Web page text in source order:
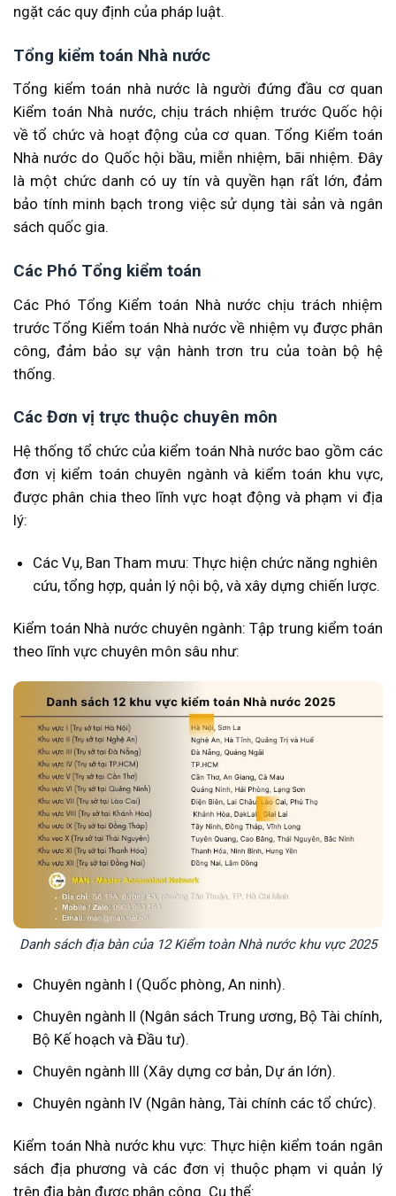
ngặt các quy định của pháp luật.
Tổng kiểm toán Nhà nước
Tổng kiểm toán nhà nước là người đứng đầu cơ quan
Kiểm toán Nhà nước, chịu trách nhiệm trước Quốc hội
về tổ chức và hoạt động của cơ quan. Tổng Kiểm toán
Nhà nước do Quốc hội bầu, miễn nhiệm, bãi nhiệm. Đây
là một chức danh có uy tín và quyền hạn rất lớn, đảm
bảo tính minh bạch trong việc sử dụng tài sản và ngân
sách quốc gia.
Các Phó Tổng kiểm toán
Các Phó Tổng Kiểm toán Nhà nước chịu trách nhiệm
trước Tổng Kiểm toán Nhà nước về nhiệm vụ được phân
công, đảm bảo sự vận hành trơn tru của toàn bộ hệ
thống.
Các Đơn vị trực thuộc chuyên môn
Hệ thống tổ chức của kiểm toán Nhà nước bao gồm các
đơn vị kiểm toán chuyên ngành và kiểm toán khu vực,
được phân chia theo lĩnh vực hoạt động và phạm vi địa
lý:
Các Vụ, Ban Tham mưu: Thực hiện chức năng nghiên
cứu, tổng hợp, quản lý nội bộ, và xây dựng chiến lược.
Kiểm toán Nhà nước chuyên ngành: Tập trung kiểm toán
theo lĩnh vực chuyên môn sâu như:
Danh sách địa bàn của 12 Kiểm toàn Nhà nước khu vực 2025
Chuyên ngành I (Quốc phòng, An ninh).
Chuyên ngành II (Ngân sách Trung ương, Bộ Tài chính,
Bộ Kế hoạch và Đầu tư).
Chuyên ngành III (Xây dựng cơ bản, Dự án lớn).
Chuyên ngành IV (Ngân hàng, Tài chính các tổ chức).
Kiểm toán Nhà nước khu vực: Thực hiện kiểm toán ngân
sách địa phương và các đơn vị thuộc phạm vi quản lý
trên địa bàn được phân công. Cụ thể: